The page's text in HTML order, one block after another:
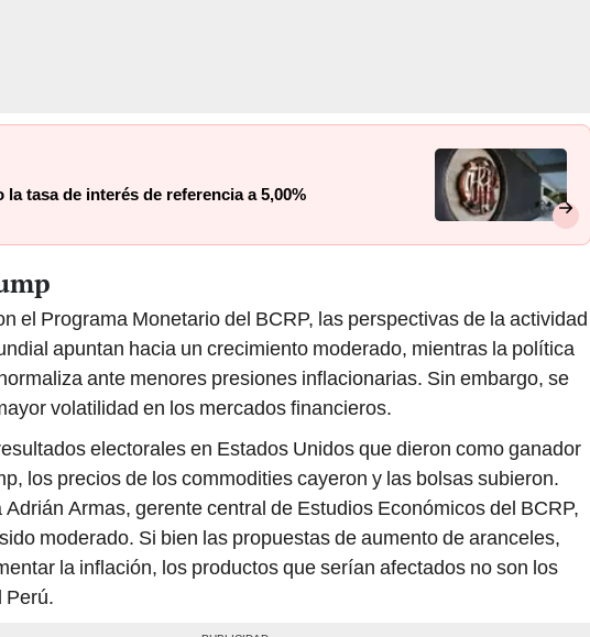
la tasa de interés de referencia a 5,00%
el Programa Monetario del BCRP, las perspectivas de la actividad
apuntan hacia un crecimiento moderado, mientras la política
ante menores presiones inflacionarias. Sin embargo, se
volatilidad en los mercados financieros.
electorales en Estados Unidos que dieron como ganador
los precios de los commodities cayeron y las bolsas subieron.
Adrián Armas, gerente central de Estudios Económicos del BCRP,
moderado. Si bien las propuestas de aumento de aranceles,
la inflación, los productos que serían afectados no son los
Perú.